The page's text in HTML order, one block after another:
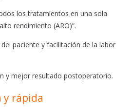
los tratamientos en una sola
rendimiento (ARO)”.
paciente y facilitación de la labor
y mejor resultado postoperatorio.
y rápida